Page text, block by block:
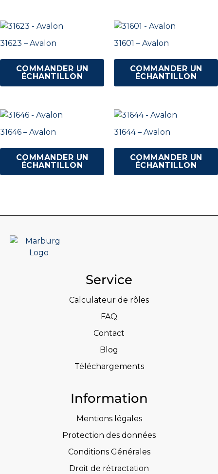
31623 – Avalon
COMMANDER UN
ÉCHANTILLON
31601 – Avalon
COMMANDER UN
ÉCHANTILLON
31646 – Avalon
COMMANDER UN
ÉCHANTILLON
31644 – Avalon
COMMANDER UN
ÉCHANTILLON
Service
Calculateur de rôles
FAQ
Contact
Blog
Téléchargements
Information
Mentions légales
Protection des données
Conditions Générales
Droit de rétractation